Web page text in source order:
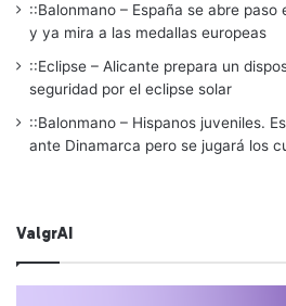
::Balonmano – España se abre
y ya mira a las medallas europeas
::Eclipse – Alicante prepara un
seguridad por el eclipse solar
::Balonmano – Hispanos juveniles.
ante Dinamarca pero se jugará los
ValgrAI